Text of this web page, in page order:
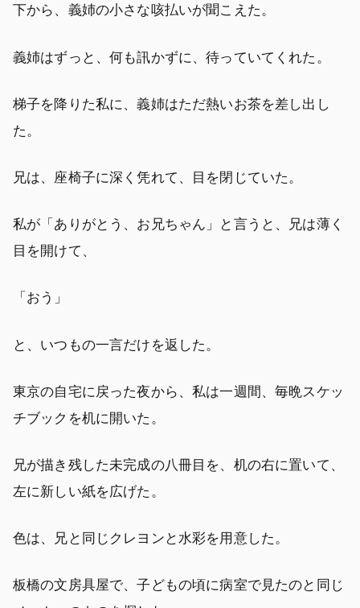
下から、義姉の小さな咳払いが聞こえた。
義姉はずっと、何も訊かずに、待っていてくれた。
梯子を降りた私に、義姉はただ熱いお茶を差し出し
た。
兄は、座椅子に深く凭れて、目を閉じていた。
私が「ありがとう、お兄ちゃん」と言うと、兄は薄く
目を開けて、
「おう」
と、いつもの一言だけを返した。
東京の自宅に戻った夜から、私は一週間、毎晩スケッ
チブックを机に開いた。
兄が描き残した未完成の八冊目を、机の右に置いて、
左に新しい紙を広げた。
色は、兄と同じクレヨンと水彩を用意した。
板橋の文房具屋で、子どもの頃に病室で見たのと同じ